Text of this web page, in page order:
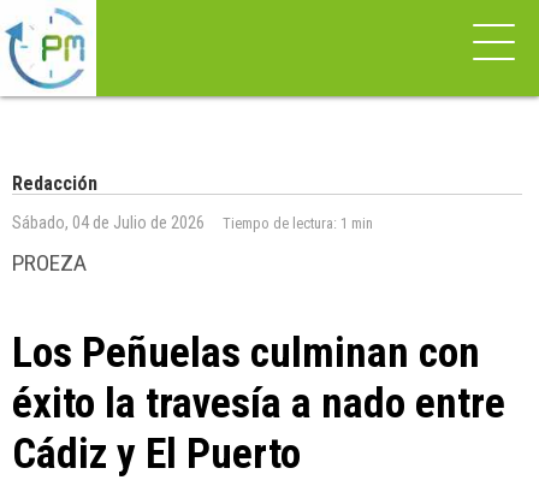
Redacción
Sábado, 04 de Julio de 2026 Tiempo de lectura: 1 min
PROEZA
Los Peñuelas culminan con
éxito la travesía a nado entre
Cádiz y El Puerto